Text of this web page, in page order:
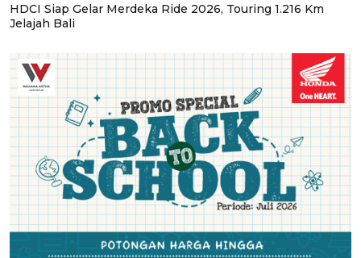
HDCI Siap Gelar Merdeka Ride 2026, Touring 1.216 Km
Jelajah Bali